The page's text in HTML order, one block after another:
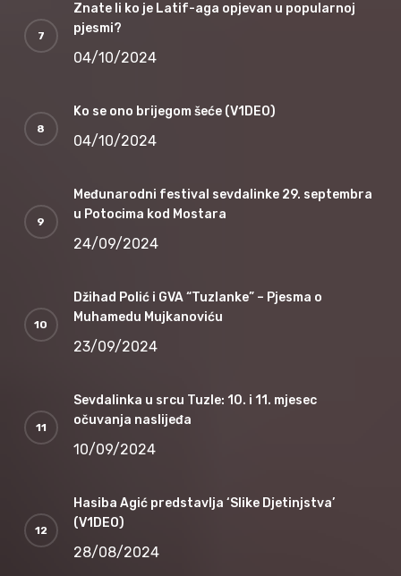
Znate li ko je Latif-aga opjevan u popularnoj
pjesmi?
04/10/2024
Ko se ono brijegom šeće (V1DEO)
04/10/2024
Međunarodni festival sevdalinke 29. septembra
u Potocima kod Mostara
24/09/2024
Džihad Polić i GVA “Tuzlanke” – Pjesma o
Muhamedu Mujkanoviću
23/09/2024
Sevdalinka u srcu Tuzle: 10. i 11. mjesec
očuvanja naslijeđa
10/09/2024
Hasiba Agić predstavlja ‘Slike Djetinjstva’
(V1DEO)
28/08/2024